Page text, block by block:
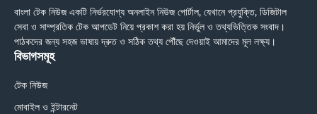
বাংলা টেক নিউজ একটি নির্ভরযোগ্য অনলাইন নিউজ পোর্টাল, যেখানে প্রযুক্তি, ডিজিটাল
সেবা ও সাম্প্রতিক টেক আপডেট নিয়ে প্রকাশ করা হয় নির্ভুল ও তথ্যভিত্তিক সংবাদ।
পাঠকদের জন্য সহজ ভাষায় দ্রুত ও সঠিক তথ্য পৌঁছে দেওয়াই আমাদের মূল লক্ষ্য।
বিভাগসমূহ
টেক নিউজ
মোবাইল ও ইন্টারনেট